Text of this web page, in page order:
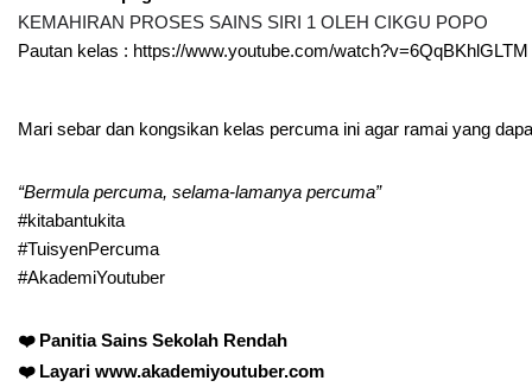
KEMAHIRAN PROSES SAINS SIRI 1 OLEH CIKGU POPO
Pautan kelas : https://www.youtube.com/watch?v=6QqBKhlGLTM
Mari sebar dan kongsikan kelas percuma ini agar ramai yang
“Bermula percuma, selama-lamanya percuma”
#kitabantukita
#TuisyenPercuma
#AkademiYoutuber
❤️ Panitia Sains Sekolah Rendah
❤️ Layari www.akademiyoutuber.com